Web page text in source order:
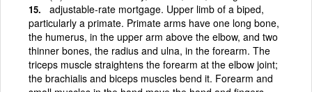
adjustable-rate mortgage. Upper limb of a biped,
particularly a primate. Primate arms have one long bone,
the humerus, in the upper arm above the elbow, and two
thinner bones, the radius and ulna, in the forearm. The
triceps muscle straightens the forearm at the elbow joint;
the brachialis and biceps muscles bend it. Forearm and